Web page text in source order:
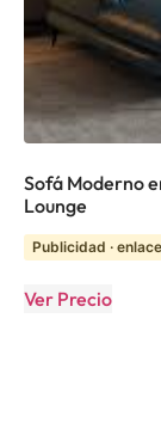
Sofá Moderno
Lounge
Publicidad ·
Ver Precio